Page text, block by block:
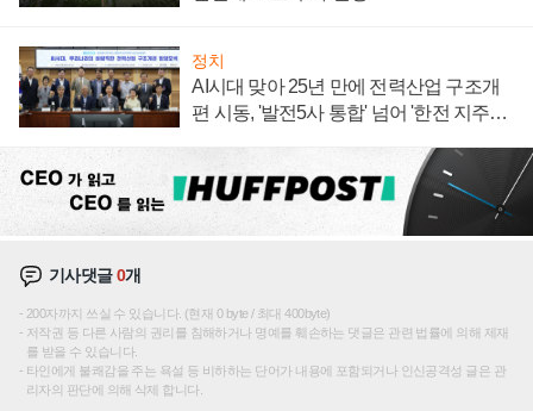
정치
AI시대 맞아 25년 만에 전력산업 구조개
편 시동, '발전5사 통합' 넘어 '한전 지주사'
기사댓글0개
200자까지 쓰실 수 있습니다. (현재 0 byte / 최대 400byte)
저작권 등 다른 사람의 권리를 침해하거나 명예를 훼손하는 댓글은 관련 법률에 의해 제재
를 받을 수 있습니다.
타인에게 불쾌감을 주는 욕설 등 비하하는 단어가 내용에 포함되거나 인신공격성 글은 관
리자의 판단에 의해 삭제 합니다.